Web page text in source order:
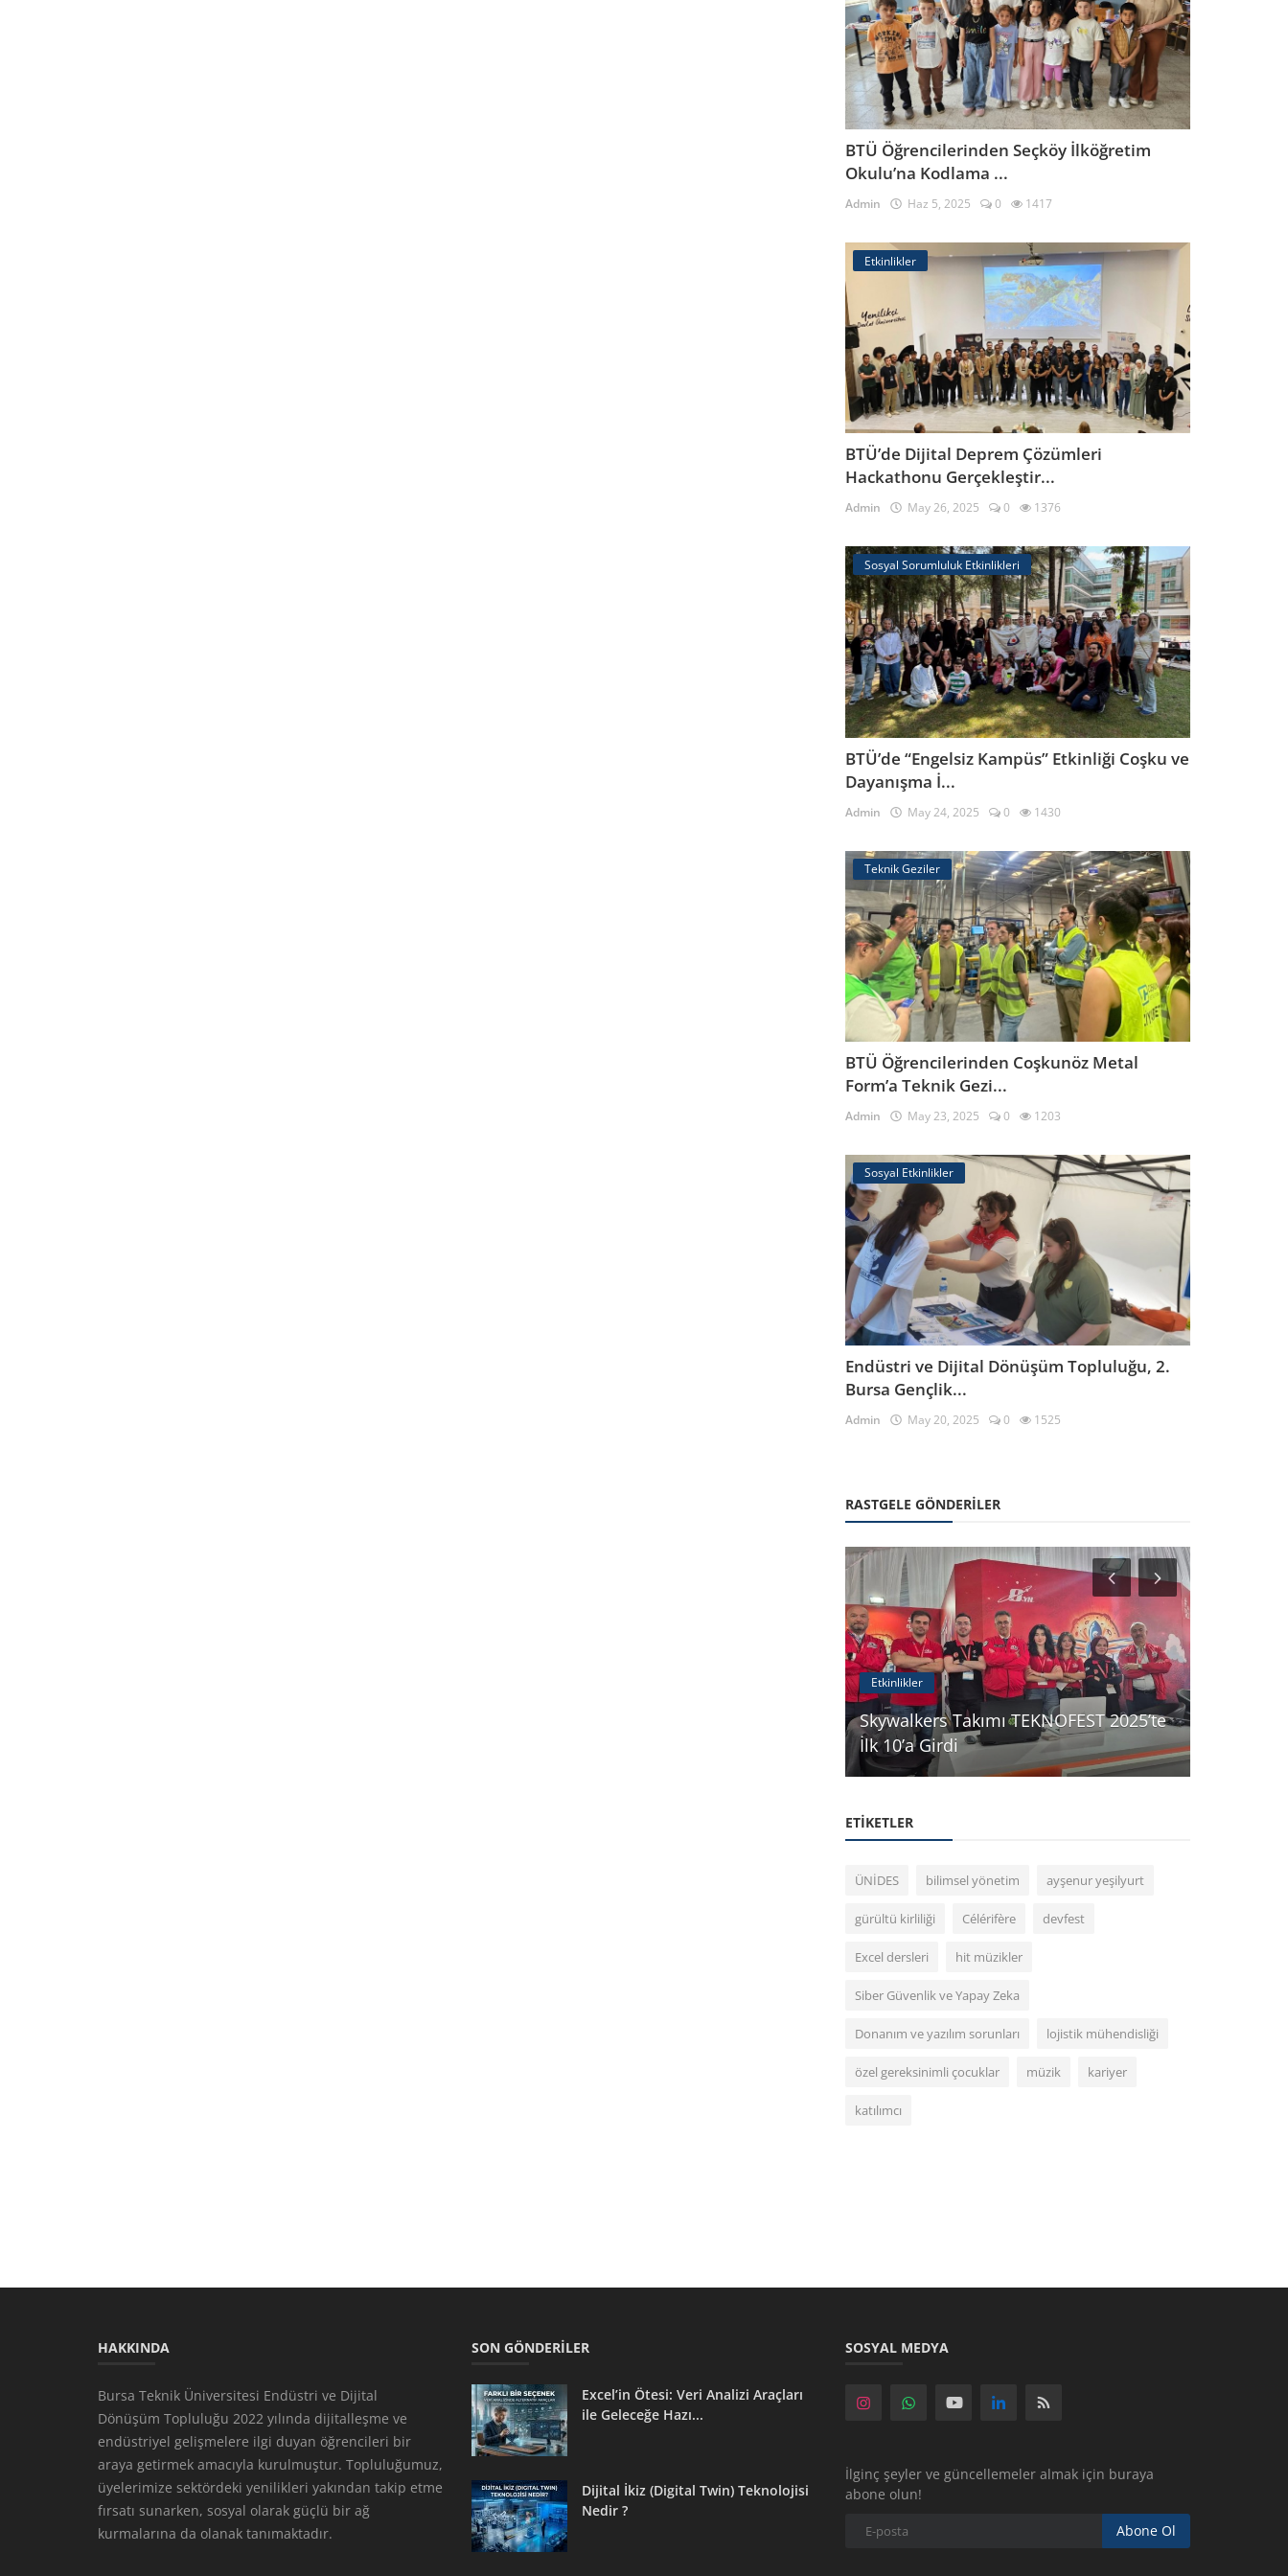
BTÜ Öğrencilerinden Seçköy İlköğretim
Okulu’na Kodlama ...
Admin Haz 5, 2025 0 1417
Etkinlikler
BTÜ’de Dijital Deprem Çözümleri
Hackathonu Gerçekleştir...
Admin May 26, 2025 0 1376
Sosyal Sorumluluk Etkinlikleri
BTÜ’de “Engelsiz Kampüs” Etkinliği Coşku ve
Dayanışma İ...
Admin May 24, 2025 0 1430
Teknik Geziler
BTÜ Öğrencilerinden Coşkunöz Metal
Form’a Teknik Gezi...
Admin May 23, 2025 0 1203
Sosyal Etkinlikler
Endüstri ve Dijital Dönüşüm Topluluğu, 2.
Bursa Gençlik...
Admin May 20, 2025 0 1525
RASTGELE GÖNDERILER
Etkinlikler
Skywalkers Takımı TEKNOFEST 2025’te
İlk 10’a Girdi
ETIKETLER
ÜNİDES bilimsel yönetim ayşenur yeşilyurt
gürültü kirliliği Célérifère devfest
Excel dersleri hit müzikler
Siber Güvenlik ve Yapay Zeka
Donanım ve yazılım sorunları lojistik mühendisliği
özel gereksinimli çocuklar müzik kariyer
katılımcı
HAKKINDA
Bursa Teknik Üniversitesi Endüstri ve Dijital
Dönüşüm Topluluğu 2022 yılında dijitalleşme ve
endüstriyel gelişmelere ilgi duyan öğrencileri bir
araya getirmek amacıyla kurulmuştur. Topluluğumuz,
üyelerimize sektördeki yenilikleri yakından takip etme
fırsatı sunarken, sosyal olarak güçlü bir ağ
kurmalarına da olanak tanımaktadır.
SON GÖNDERILER
Excel’in Ötesi: Veri Analizi Araçları
ile Geleceğe Hazı...
Dijital İkiz (Digital Twin) Teknolojisi
Nedir ?
SOSYAL MEDYA
İlginç şeyler ve güncellemeler almak için buraya
abone olun!
Abone Ol